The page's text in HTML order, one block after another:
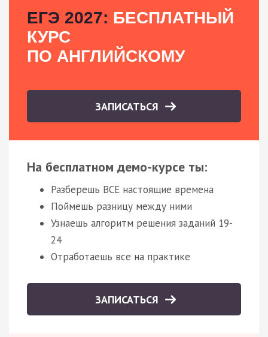
ЕГЭ 2027: БЕСПЛАТНЫЙ
КУРС
ПО АНГЛИЙСКОМУ
ЗАПИСАТЬСЯ
На бесплатном демо-курсе ты:
Разберешь ВСЕ настоящие времена
Поймешь разницу между ними
Узнаешь алгоритм решения заданий 19-
24
Отработаешь все на практике
ЗАПИСАТЬСЯ